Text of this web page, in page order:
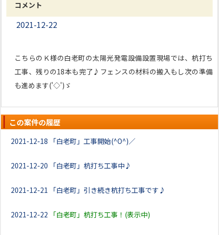
コメント
2021-12-22
こちらのＫ様の白老町の太陽光発電設備設置現場では、杭打ち
工事、残りの18本も完了♪フェンスの材料の搬入もし次の準備
も進めます('◇')ゞ
この案件の履歴
2021-12-18 「白老町」工事開始(^O^)／
2021-12-20 「白老町」杭打ち工事中♪
2021-12-21 「白老町」引き続き杭打ち工事です♪
2021-12-22 「白老町」杭打ち工事！(表示中)